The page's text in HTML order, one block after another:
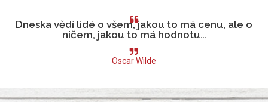
Dneska vědí lidé o všem, jakou to má cenu, ale o
ničem, jakou to má hodnotu…
Oscar Wilde